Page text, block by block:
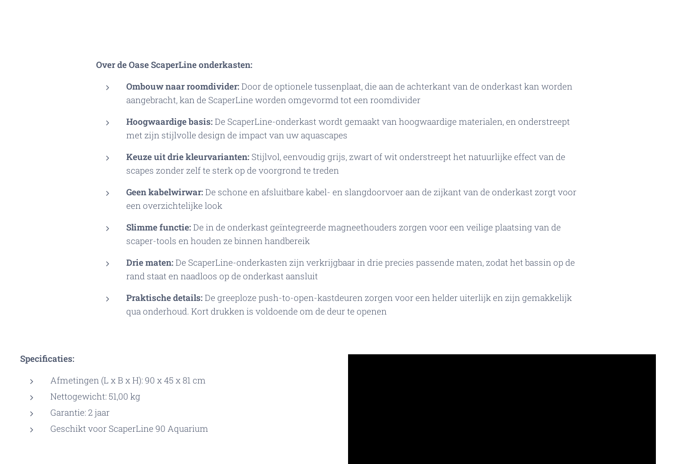
Over de Oase ScaperLine onderkasten:
Ombouw naar roomdivider:Door de optionele tussenplaat, die aan de achterkant van de onderkast kan worden
aangebracht, kan de ScaperLine worden omgevormd tot een roomdivider
Hoogwaardige basis:De ScaperLine-onderkast wordt gemaakt van hoogwaardige materialen, en onderstreept
met zijn stijlvolle design de impact van uw aquascapes
Keuze uit drie kleurvarianten: Stijlvol, eenvoudig grijs, zwart of wit onderstreept het natuurlijke effect van de
scapes zonder zelf te sterk op de voorgrond te treden
Geen kabelwirwar:De schone en afsluitbare kabel- en slangdoorvoer aan de zijkant van de onderkast zorgt voor
een overzichtelijke look
Slimme functie:De in de onderkast geïntegreerde magneethouders zorgen voor een veilige plaatsing van de
scaper-tools en houden ze binnen handbereik
Drie maten:De ScaperLine-onderkasten zijn verkrijgbaar in drie precies passende maten, zodat het bassin op de
rand staat en naadloos op de onderkast aansluit
Praktische details:De greeploze push-to-open-kastdeuren zorgen voor een helder uiterlijk en zijn gemakkelijk
qua onderhoud. Kort drukken is voldoende om de deur te openen
Specificaties:
Afmetingen (L x B x H): 90 x 45 x 81 cm
Nettogewicht: 51,00 kg
Garantie: 2 jaar
Geschikt voor ScaperLine 90 Aquarium